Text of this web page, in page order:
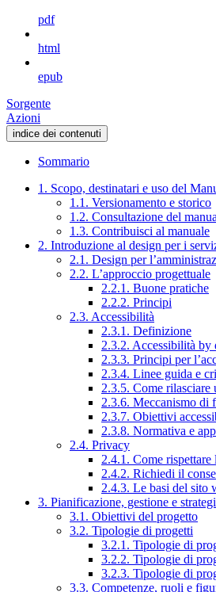
pdf
html
epub
Sorgente
Azioni
indice dei contenuti
Sommario
1. Scopo, destinatari e uso del
1.1. Versionamento e storico
1.2. Consultazione del
1.3. Contribuisci al manuale
2. Introduzione al design per i
2.1. Design per
2.2. L’approccio progettuale
2.2.1. Buone pratiche
2.2.2. Principi
2.3. Accessibilità
2.3.1. Definizione
2.3.2. Accessibilità by
2.3.3. Principi per
2.3.4. Linee guida e
2.3.5. Come rilasciare
2.3.6. Meccanismo di
2.3.7. Obiettivi
2.3.8. Normativa e
2.4. Privacy
2.4.1. Come
2.4.2. Richiedi il
2.4.3. Le basi del sito
3. Pianificazione, gestione e
3.1. Obiettivi del progetto
3.2. Tipologie di progetti
3.2.1. Tipologie di
3.2.2. Tipologie di
3.2.3. Tipologie di
3.3. Competenze, ruoli e